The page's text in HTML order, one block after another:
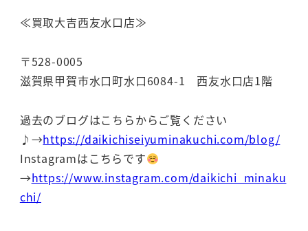
≪買取大吉西友水口店≫
〒528-0005
滋賀県甲賀市水口町水口6084-1 西友水口店1階
過去のブログはこちらからご覧ください
♪→https://daikichiseiyuminakuchi.com/blog/
Instagramはこちらです
→https://www.instagram.com/daikichi_minaku
chi/